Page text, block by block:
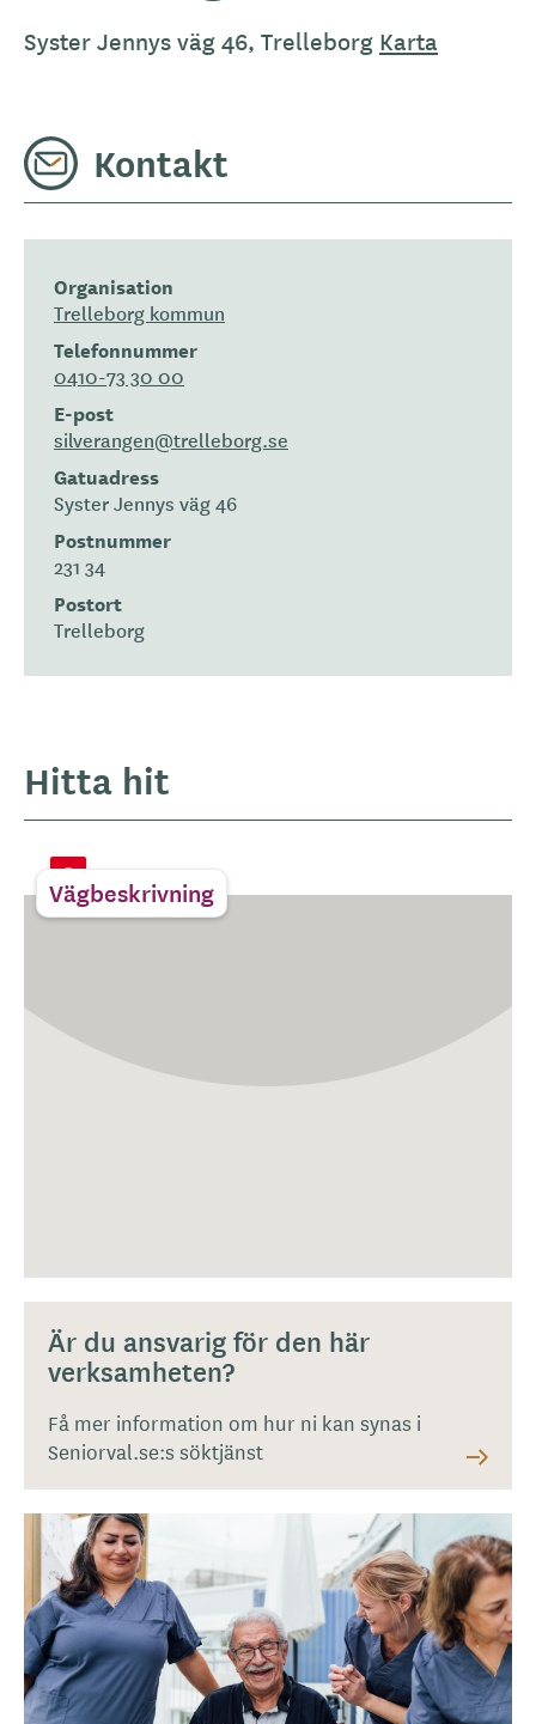
Syster Jennys väg 46, Trelleborg Karta
Kontakt
Organisation
Trelleborg kommun
Telefonnummer
0410-73 30 00
E-post
silverangen@trelleborg.se
Gatuadress
Syster Jennys väg 46
Postnummer
231 34
Postort
Trelleborg
Hitta hit
Vägbeskrivning
Är du ansvarig för den här
verksamheten?
Få mer information om hur ni kan synas i
Seniorval.se:s söktjänst